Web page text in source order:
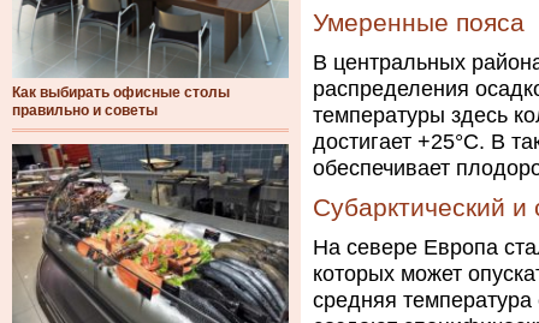
Как выбирать офисные столы
правильно и советы
Умеренные пояса
В центральных
распределения
температуры здесь
достигает +25°C. В
обеспечивает
Субарктический
На севере Европа
которых может
средняя температура